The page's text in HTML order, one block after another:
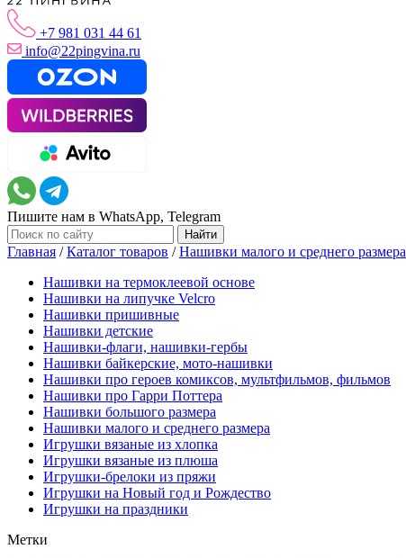
+7 981 031 44 61
info@22pingvina.ru
Пишите нам в WhatsApp, Telegram
Главная /Каталог товаров /Нашивки малого и среднего размера
Нашивки на термоклеевой основе
Нашивки на липучке Velcro
Нашивки пришивные
Нашивки детские
Нашивки-флаги, нашивки-гербы
Нашивки байкерские, мото-нашивки
Нашивки про героев комиксов, мультфильмов, фильмов
Нашивки про Гарри Поттера
Нашивки большого размера
Нашивки малого и среднего размера
Игрушки вязаные из хлопка
Игрушки вязаные из плюша
Игрушки-брелоки из пряжи
Игрушки на Новый год и Рождество
Игрушки на праздники
Метки